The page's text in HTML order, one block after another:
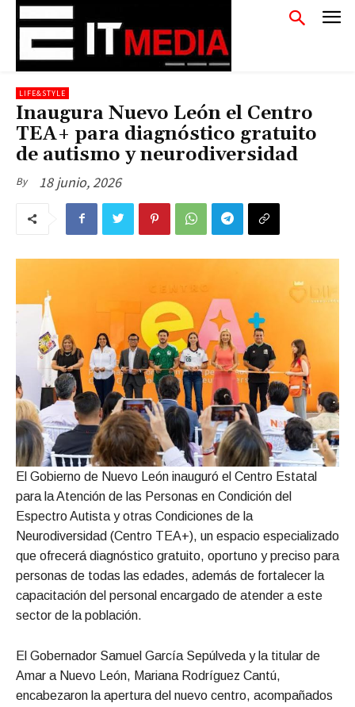
LIFE&STYLE
Inaugura Nuevo León el Centro
TEA+ para diagnóstico gratuito
de autismo y neurodiversidad
By 18 junio, 2026
El Gobierno de Nuevo León inauguró el Centro Estatal
para la Atención de las Personas en Condición del
Espectro Autista y otras Condiciones de la
Neurodiversidad (Centro TEA+), un espacio especializado
que ofrecerá diagnóstico gratuito, oportuno y preciso para
personas de todas las edades, además de fortalecer la
capacitación del personal encargado de atender a este
sector de la población.
El Gobernador Samuel García Sepúlveda y la titular de
Amar a Nuevo León, Mariana Rodríguez Cantú,
encabezaron la apertura del nuevo centro, acompañados